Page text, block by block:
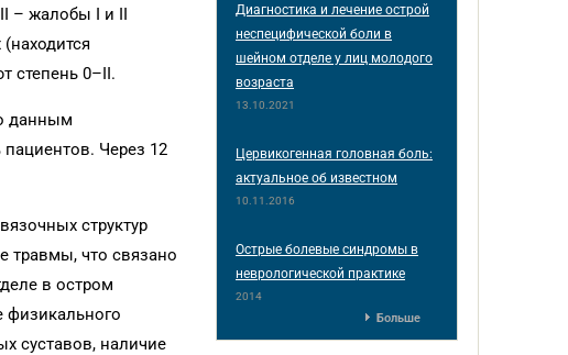
– жалобы I и II
степень 0–II.
данным
пациентов. Через 12
структур
травмы, что связано
в остром
физикального
суставов, наличие
Диагностика и лечение острой
неспецифической боли в
шейном отделе у лиц молодого
возраста
13.10.2021
Цервикогенная головная боль:
актуальное об известном
10.11.2016
Острые болевые синдромы в
неврологической практике
2014
Больше